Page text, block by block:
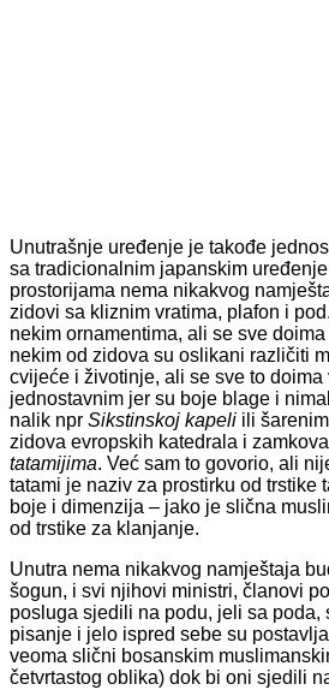
Unutrašnje uređenje je takođe
sa tradicionalnim japanskim
prostorijama nema nikakvog
zidovi sa kliznim vratima, plafon i
nekim ornamentima, ali se sve
nekim od zidova su oslikani različiti
cvijeće i životinje, ali se sve to doima
jednostavnim jer su boje blage i
nalik npr Sikstinskoj kapeli ili
zidova evropskih katedrala i
tatamijima. Već sam to govorio, ali
tatami je naziv za prostirku od trstike
boje i dimenzija – jako je slična
od trstike za klanjanje.
Unutra nema nikakvog namještaja
šogun, i svi njihovi ministri, članovi
posluga sjedili na podu, jeli sa poda,
pisanje i jelo ispred sebe su
veoma slični bosanskim
četvrtastog oblika) dok bi oni sjedili